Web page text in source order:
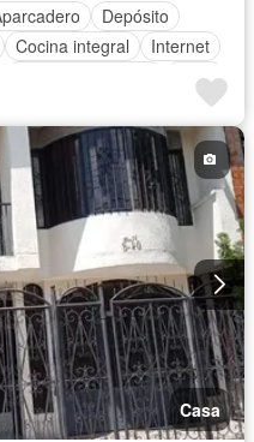
Depósito
Cocina integral
Internet
Agua
Estudio Piscina
Casa